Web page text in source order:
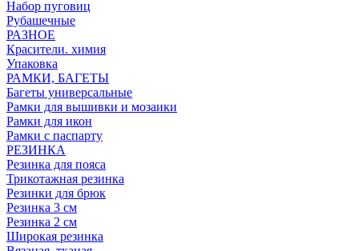
Набор пуговиц
Рубашечные
РАЗНОЕ
Красители. химия
Упаковка
РАМКИ, БАГЕТЫ
Багеты универсальные
Рамки для вышивки и мозаики
Рамки для икон
Рамки с паспарту
РЕЗИНКА
Резинка для пояса
Трикотажная резинка
Резинки для брюк
Резинка 3 см
Резинка 2 см
Широкая резинка